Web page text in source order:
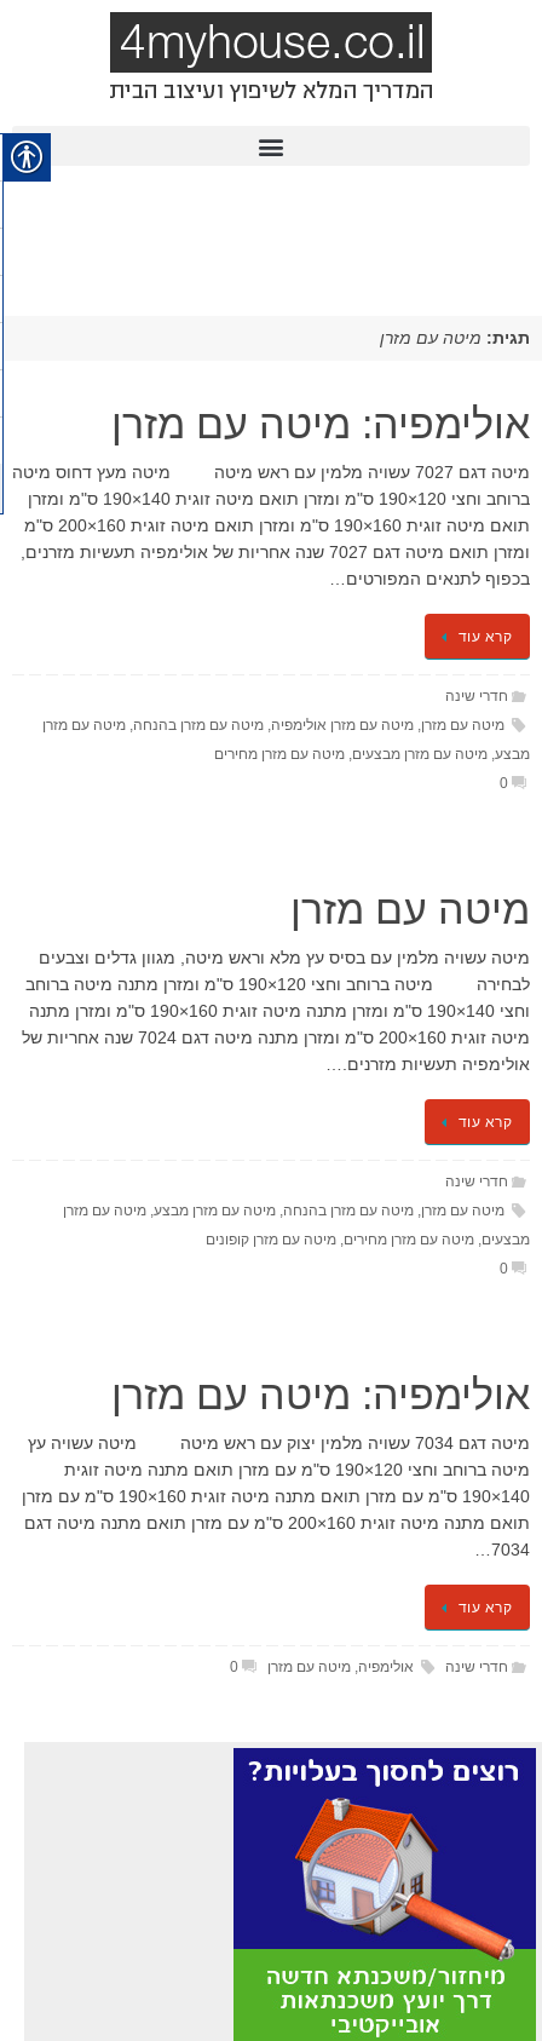
תגית: מיטה עם מזרן
אולימפיה: מיטה עם מזרן
מיטה דגם 7027 עשויה מלמין עם ראש מיטה מיטה מעץ דחוס מיטה
ברוחב וחצי 120×190 ס"מ ומזרן תואם מיטה זוגית 140×190 ס"מ ומזרן
תואם מיטה זוגית 160×190 ס"מ ומזרן תואם מיטה זוגית 160×200 ס"מ
ומזרן תואם מיטה דגם 7027 שנה אחריות של אולימפיה תעשיות מזרנים,
בכפוף לתנאים המפורטים…
קרא עוד
חדרי שינה
מיטה עם מזרן מיטה עם מזרן אולימפיה מיטה עם מזרן בהנחה מיטה עם מזרן
מבצע מיטה עם מזרן מבצעים מיטה עם מזרן מחירים
0
מיטה עם מזרן
מיטה עשויה מלמין עם בסיס עץ מלא וראש מיטה, מגוון גדלים וצבעים
לבחירה מיטה ברוחב וחצי 120×190 ס"מ ומזרן מתנה מיטה ברוחב
וחצי 140×190 ס"מ ומזרן מתנה מיטה זוגית 160×190 ס"מ ומזרן מתנה
מיטה זוגית 160×200 ס"מ ומזרן מתנה מיטה דגם 7024 שנה אחריות של
אולימפיה תעשיות מזרנים.…
קרא עוד
חדרי שינה
מיטה עם מזרן מיטה עם מזרן בהנחה מיטה עם מזרן מבצע, מיטה עם מזרן
מבצעים מיטה עם מזרן מחירים מיטה עם מזרן קופונים
0
אולימפיה: מיטה עם מזרן
מיטה דגם 7034 עשויה מלמין יצוק עם ראש מיטה מיטה עשויה עץ
מיטה ברוחב וחצי 120×190 ס"מ עם מזרן תואם מתנה מיטה זוגית
140×190 ס"מ עם מזרן תואם מתנה מיטה זוגית 160×190 ס"מ עם מזרן
תואם מתנה מיטה זוגית 160×200 ס"מ עם מזרן תואם מתנה מיטה דגם
7034…
קרא עוד
חדרי שינה אולימפיה ,מיטה עם מזרן 0